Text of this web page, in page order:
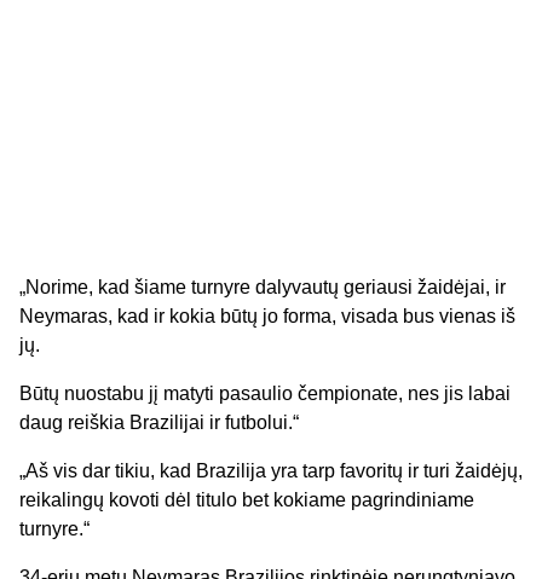
„Norime, kad šiame turnyre dalyvautų geriausi žaidėjai, ir
Neymaras, kad ir kokia būtų jo forma, visada bus vienas iš
jų.
Būtų nuostabu jį matyti pasaulio čempionate, nes jis labai
daug reiškia Brazilijai ir futbolui.“
„Aš vis dar tikiu, kad Brazilija yra tarp favoritų ir turi žaidėjų,
reikalingų kovoti dėl titulo bet kokiame pagrindiniame
turnyre.“